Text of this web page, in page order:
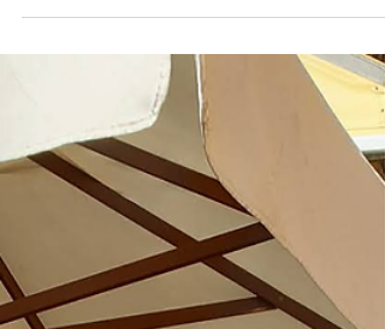
Principali
La Maddalena è un’isola e l’unico modo per
raggiungerla è tramite traghetto da Palau. Il
servizio di traghetti è molto frequente e...